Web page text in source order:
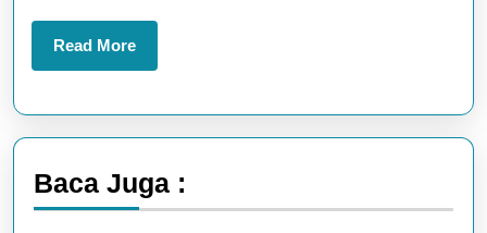
Read MoreRead
More
Baca Juga :